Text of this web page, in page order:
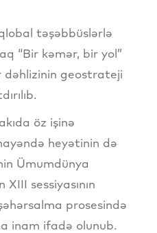
təşəbbüslərlə
“Bir kəmər, bir yol”
dəhlizinin geostrateji
öz işinə
heyətinin də
Ümumdünya
sessiyasının
prosesində
inam ifadə olunub.